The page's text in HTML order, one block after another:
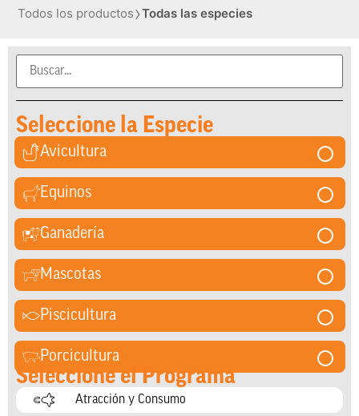
Todos los productos›Todas las especies
Seleccione la Especie
Avicultura
Equinos
Ganadería
Mascotas
Piscicultura
Porcicultura
Seleccione el Programa
Atracción y Consumo